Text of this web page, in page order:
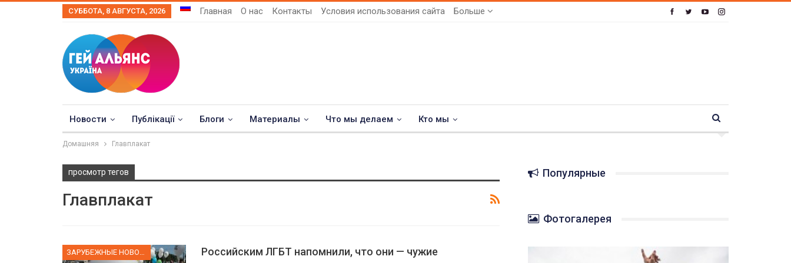
СУББОТА, 8 АВГУСТА, 2026 Главная О нас Контакты Условия использования сайта Больше
Новости Публікації Блоги Материалы Что мы делаем Кто мы
Домашняя Главплакат
просмотр тегов
Главплакат
Российским ЛГБТ напомнили, что они — чужие
Популярные
Фотогалерея